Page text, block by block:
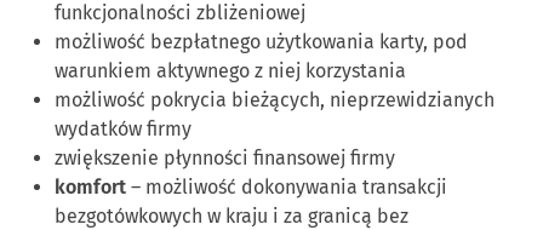
funkcjonalności zbliżeniowej
możliwość bezpłatnego użytkowania karty, pod
warunkiem aktywnego z niej korzystania
możliwość pokrycia bieżących, nieprzewidzianych
wydatków firmy
zwiększenie płynności finansowej firmy
komfort – możliwość dokonywania transakcji
bezgotówkowych w kraju i za granicą bez